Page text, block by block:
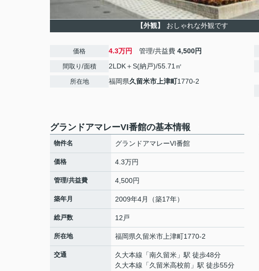
【外観】 おしゃれな外観です
価格 4.3万円 管理/共益費 4,500円
間取り/面積 2LDK＋S(納戸)/55.71㎡
所在地 福岡県久留米市 上津町1770-2
グランドアマレーVI番館の基本情報
物件名 グランドアマレーVI番館
価格 4.3万円
管理/共益費 4,500円
築年月 2009年4月（築17年）
総戸数 12戸
所在地 福岡県久留米市 上津町1770-2
交通 久大本線 「南久留米 」駅 徒歩48分
久大本線 「久留米高校前 」駅 徒歩55分